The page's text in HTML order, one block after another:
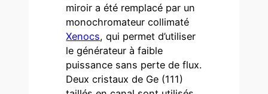
miroir a été remplacé par un
monochromateur collimaté
Xenocs, qui permet d’utiliser
le générateur à faible
puissance sans perte de flux.
Deux cristaux de Ge (111)